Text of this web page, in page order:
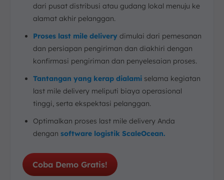
dari pusat distribusi atau gudang lokal menuju ke
alamat akhir pelanggan.
Proses last mile delivery dimulai dari pemesanan
dan persiapan pengiriman dan diakhiri dengan
konfirmasi pengiriman dan penyelesaian proses.
Tantangan yang kerap dialami selama kegiatan
last mile delivery meliputi biaya operasional
tinggi, serta ekspektasi pelanggan.
Optimalkan proses last mile delivery Anda
dengan software logistik ScaleOcean.
Coba Demo Gratis!